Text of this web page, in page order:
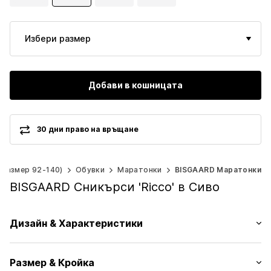
Избери размер
Добави в кошницата
30 дни право на връщане
92-140) Обувки Маратонки BISGAARD Маратонки
BISGAARD Сникърси 'Ricco' в Сиво
Дизайн & Характеристики
Кожа
Размер & Кройка